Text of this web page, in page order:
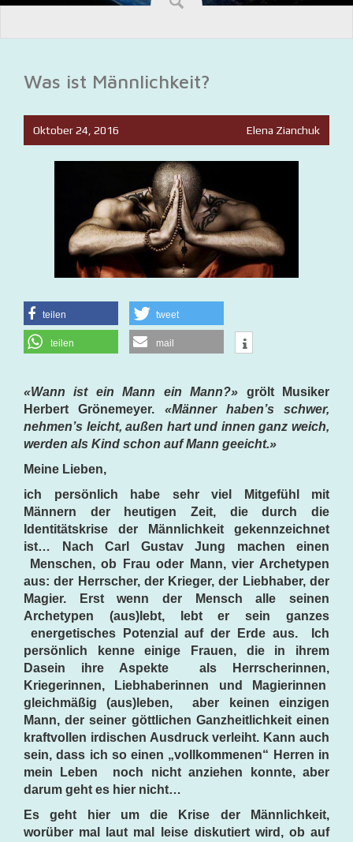
Was ist Männlichkeit?
Oktober 24, 2016 Elena Zianchuk
teilen tweet
teilen mail
«Wann ist ein Mann ein Mann?» grölt Musiker
Herbert Grönemeyer. «Männer haben’s schwer,
nehmen’s leicht, außen hart und innen ganz weich,
werden als Kind schon auf Mann geeicht.»
Meine Lieben,
ich persönlich habe sehr viel Mitgefühl mit
Männern der heutigen Zeit, die durch die
Identitätskrise der Männlichkeit gekennzeichnet
ist… Nach Carl Gustav Jung machen einen
Menschen, ob Frau oder Mann, vier Archetypen
aus: der Herrscher, der Krieger, der Liebhaber, der
Magier. Erst wenn der Mensch alle seinen
Archetypen (aus)lebt, lebt er sein ganzes
energetisches Potenzial auf der Erde aus. Ich
persönlich kenne einige Frauen, die in ihrem
Dasein ihre Aspekte als Herrscherinnen,
Kriegerinnen, Liebhaberinnen und Magierinnen
gleichmäßig (aus)leben, aber keinen einzigen
Mann, der seiner göttlichen Ganzheitlichkeit einen
kraftvollen irdischen Ausdruck verleiht. Kann auch
sein, dass ich so einen „vollkommenen“ Herren in
mein Leben noch nicht anziehen konnte, aber
darum geht es hier nicht…
Es geht hier um die Krise der Männlichkeit,
worüber mal laut mal leise diskutiert wird, ob auf